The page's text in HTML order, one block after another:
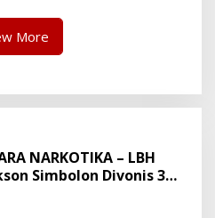
More
NARKOTIKA – LBH
Simbolon Divonis 3